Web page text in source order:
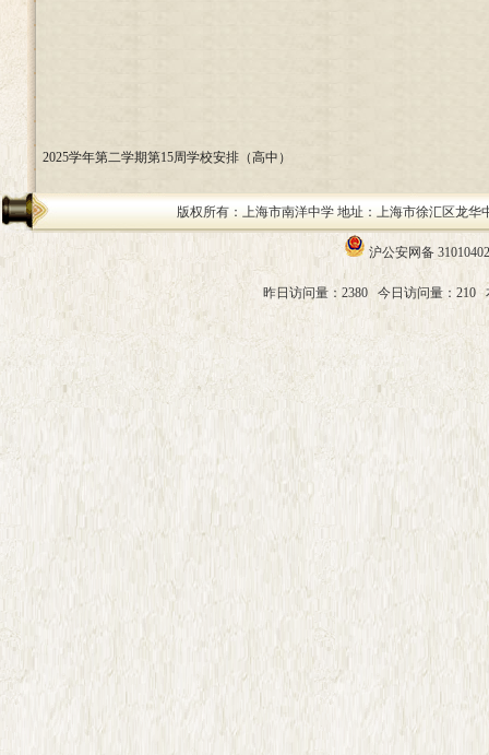
2025学年第二学期第15周学校安排（高中）
版权所有：上海市南洋中学 地址：上海市徐汇区龙华
沪公安网备
昨日访问量：2380 今日访问量：210